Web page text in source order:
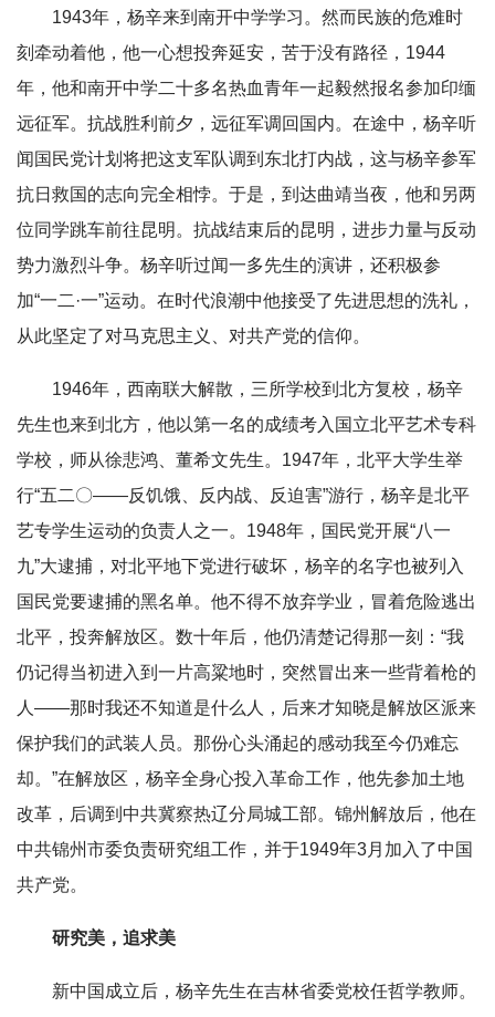
1943年，杨辛来到南开中学学习。然而民族的危难时
刻牵动着他，他一心想投奔延安，苦于没有路径，1944
年，他和南开中学二十多名热血青年一起毅然报名参加印缅
远征军。抗战胜利前夕，远征军调回国内。在途中，杨辛听
闻国民党计划将把这支军队调到东北打内战，这与杨辛参军
抗日救国的志向完全相悖。于是，到达曲靖当夜，他和另两
位同学跳车前往昆明。抗战结束后的昆明，进步力量与反动
势力激烈斗争。杨辛听过闻一多先生的演讲，还积极参
加“一二·一”运动。在时代浪潮中他接受了先进思想的洗礼，
从此坚定了对马克思主义、对共产党的信仰。
1946年，西南联大解散，三所学校到北方复校，杨辛
先生也来到北方，他以第一名的成绩考入国立北平艺术专科
学校，师从徐悲鸿、董希文先生。1947年，北平大学生举
行“五二〇——反饥饿、反内战、反迫害”游行，杨辛是北平
艺专学生运动的负责人之一。1948年，国民党开展“八一
九”大逮捕，对北平地下党进行破坏，杨辛的名字也被列入
国民党要逮捕的黑名单。他不得不放弃学业，冒着危险逃出
北平，投奔解放区。数十年后，他仍清楚记得那一刻：“我
仍记得当初进入到一片高粱地时，突然冒出来一些背着枪的
人——那时我还不知道是什么人，后来才知晓是解放区派来
保护我们的武装人员。那份心头涌起的感动我至今仍难忘
却。”在解放区，杨辛全身心投入革命工作，他先参加土地
改革，后调到中共冀察热辽分局城工部。锦州解放后，他在
中共锦州市委负责研究组工作，并于1949年3月加入了中国
共产党。
研究美，追求美
新中国成立后，杨辛先生在吉林省委党校任哲学教师。